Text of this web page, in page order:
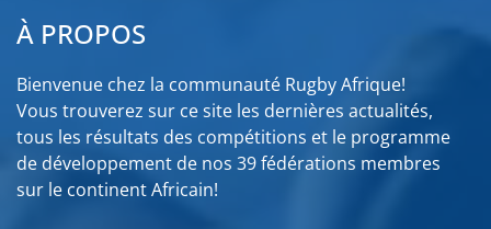
À PROPOS
Bienvenue chez la communauté Rugby Afrique!
Vous trouverez sur ce site les dernières actualités,
tous les résultats des compétitions et le programme
de développement de nos 39 fédérations membres
sur le continent Africain!